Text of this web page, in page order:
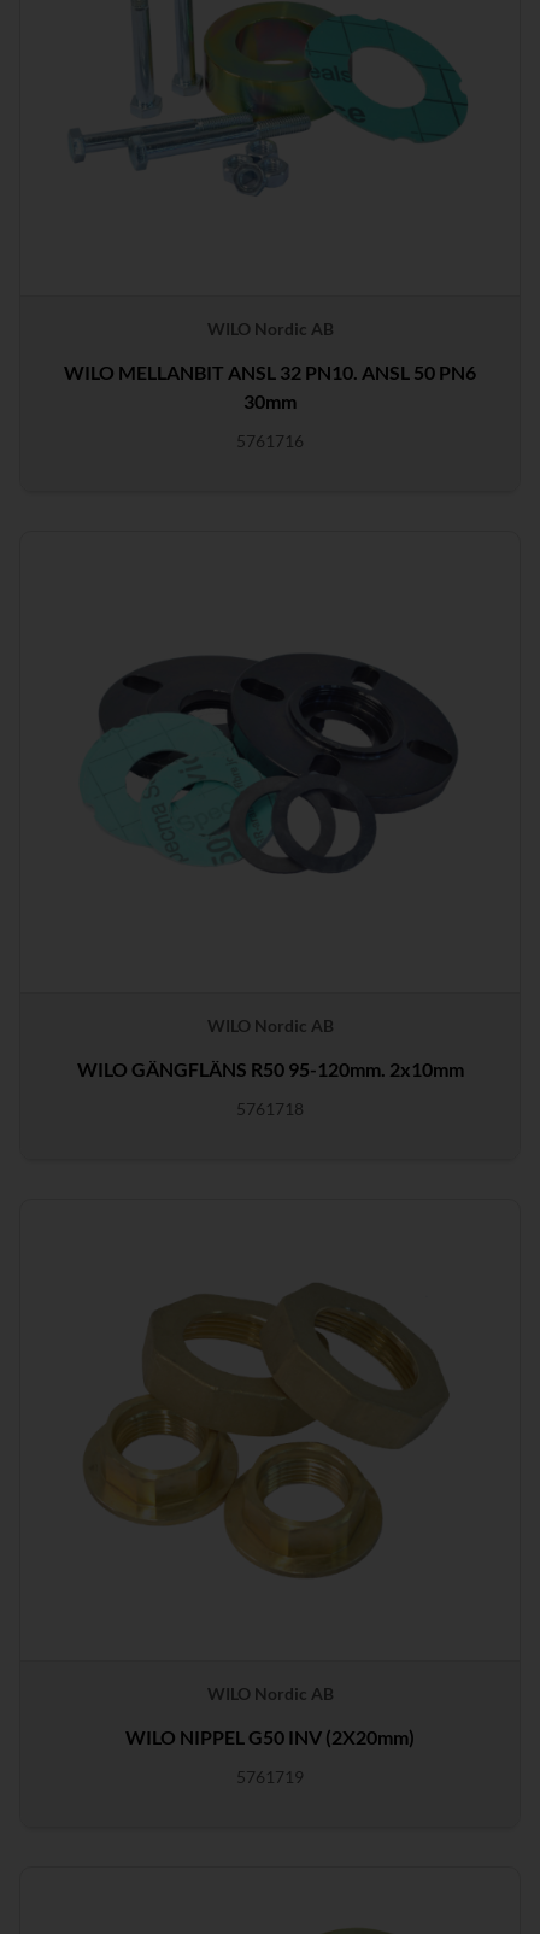
WILO Nordic AB
WILO MELLANBIT ANSL 32 PN10. ANSL 50 PN6
30mm
5761716
WILO Nordic AB
WILO GÄNGFLÄNS R50 95-120mm. 2x10mm
5761718
WILO Nordic AB
WILO NIPPEL G50 INV (2X20mm)
5761719